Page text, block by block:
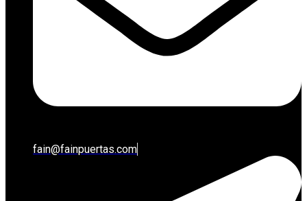
fain@fainpuertas.com